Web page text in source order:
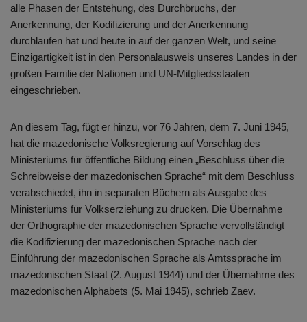
alle Phasen der Entstehung, des Durchbruchs, der
Anerkennung, der Kodifizierung und der Anerkennung
durchlaufen hat und heute in auf der ganzen Welt, und seine
Einzigartigkeit ist in den Personalausweis unseres Landes in der
großen Familie der Nationen und UN-Mitgliedsstaaten
eingeschrieben.
An diesem Tag, fügt er hinzu, vor 76 Jahren, dem 7. Juni 1945,
hat die mazedonische Volksregierung auf Vorschlag des
Ministeriums für öffentliche Bildung einen „Beschluss über die
Schreibweise der mazedonischen Sprache“ mit dem Beschluss
verabschiedet, ihn in separaten Büchern als Ausgabe des
Ministeriums für Volkserziehung zu drucken. Die Übernahme
der Orthographie der mazedonischen Sprache vervollständigt
die Kodifizierung der mazedonischen Sprache nach der
Einführung der mazedonischen Sprache als Amtssprache im
mazedonischen Staat (2. August 1944) und der Übernahme des
mazedonischen Alphabets (5. Mai 1945), schrieb Zaev.